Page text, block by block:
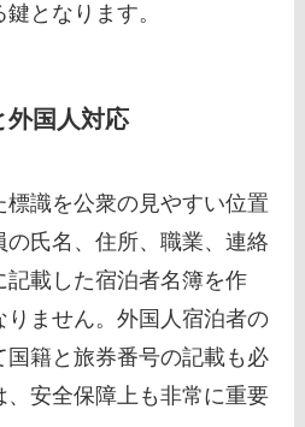
となります。
外国人対応
標識を公衆の見やすい位置
氏名、住所、職業、連絡
記載した宿泊者名簿を作
りません。外国人宿泊者の
籍と旅券番号の記載も必
安全保障上も非常に重要